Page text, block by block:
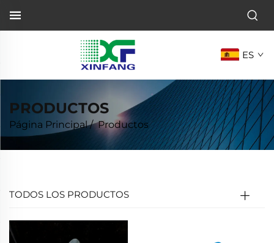
ES
PRODUCTOS
Página Principal/Productos
TODOS LOS PRODUCTOS